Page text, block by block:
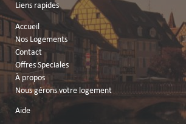
Liens rapides
Accueil
Nos Logements
Contact
Offres Speciales
À propos
Nous gérons votre logement
Aide